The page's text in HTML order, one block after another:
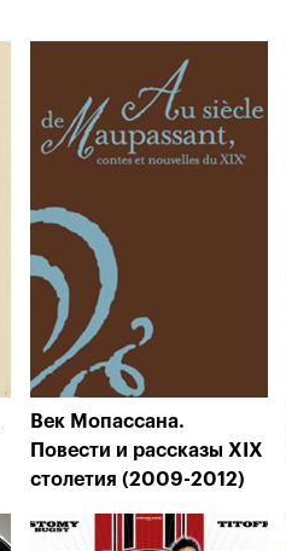
Век Мопассана.
Повести и рассказы XIX
столетия (2009-2012)